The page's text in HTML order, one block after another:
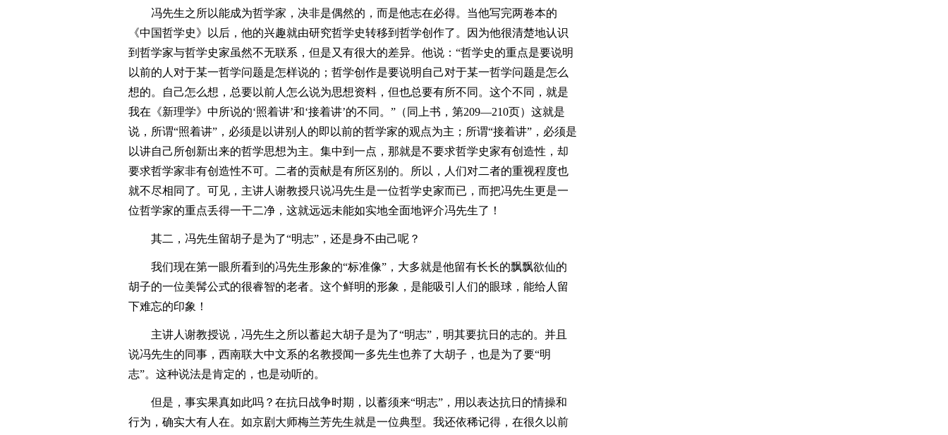
冯先生之所以能成为哲学家，决非是偶然的，而是他志在必得。当他写完两卷本的
《中国哲学史》以后，他的兴趣就由研究哲学史转移到哲学创作了。因为他很清楚地认识
到哲学家与哲学史家虽然不无联系，但是又有很大的差异。他说：“哲学史的重点是要说明
以前的人对于某一哲学问题是怎样说的；哲学创作是要说明自己对于某一哲学问题是怎么
想的。自己怎么想，总要以前人怎么说为思想资料，但也总要有所不同。这个不同，就是
我在《新理学》中所说的‘照着讲’和‘接着讲’的不同。”（同上书，第209―210页）这就是
说，所谓“照着讲”，必须是以讲别人的即以前的哲学家的观点为主；所谓“接着讲”，必须是
以讲自己所创新出来的哲学思想为主。集中到一点，那就是不要求哲学史家有创造性，却
要求哲学家非有创造性不可。二者的贡献是有所区别的。所以，人们对二者的重视程度也
就不尽相同了。可见，主讲人谢教授只说冯先生是一位哲学史家而已，而把冯先生更是一
位哲学家的重点丢得一干二净，这就远远未能如实地全面地评介冯先生了！
其二，冯先生留胡子是为了“明志”，还是身不由己呢？
我们现在第一眼所看到的冯先生形象的“标准像”，大多就是他留有长长的飘飘欲仙的
胡子的一位美髯公式的很睿智的老者。这个鲜明的形象，是能吸引人们的眼球，能给人留
下难忘的印象！
主讲人谢教授说，冯先生之所以蓄起大胡子是为了“明志”，明其要抗日的志的。并且
说冯先生的同事，西南联大中文系的名教授闻一多先生也养了大胡子，也是为了要“明
志”。这种说法是肯定的，也是动听的。
但是，事实果真如此吗？在抗日战争时期，以蓄须来“明志”，用以表达抗日的情操和
行为，确实大有人在。如京剧大师梅兰芳先生就是一位典型。我还依稀记得，在很久以前